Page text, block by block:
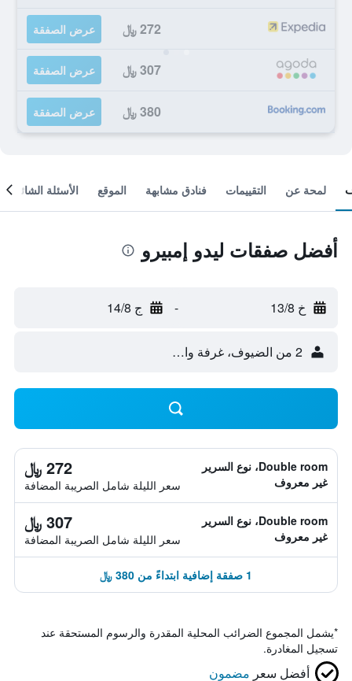
272 ﷼ عرض الصفقة
307 ﷼ عرض الصفقة
380 ﷼ عرض الصفقة
لمحة عن التقييمات فنادق مشابهة الموقع الأسئلة الشائعة
أفضل صفقات ليدو إمبيرو
خ 13/8 - ج 14/8
2 من الضيوف، غرفة واحدة
Double room، نوع السرير
غير معروف
272 ﷼
سعر الليلة شامل الصريبة المضافة
Double room، نوع السرير
غير معروف
307 ﷼
سعر الليلة شامل الصريبة المضافة
1 صفقة إضافية ابتداءً من 380 ﷼
*يشمل المجموع الضرائب المحلية المقدرة والرسوم المستحقة عند
تسجيل المغادرة.
أفضل سعر مضمون